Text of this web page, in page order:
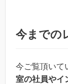
今までの
今ご覧頂いて
室の社員やイ